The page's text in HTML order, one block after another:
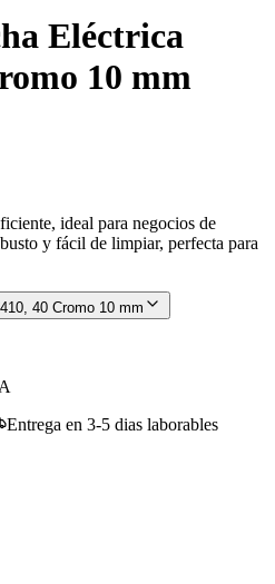
Eléctrica
10 mm
ideal para negocios de
y fácil de limpiar, perfecta para
40 Cromo 10 mm
Entrega en 3-5 dias laborables